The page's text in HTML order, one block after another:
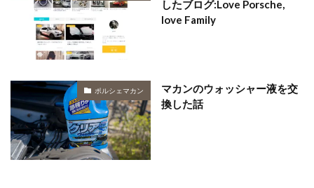
したブログ:Love Porsche,
love Family
ポルシェマカン
マカンのウォッシャー液を交
換した話